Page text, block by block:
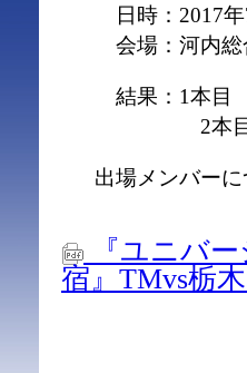
日時：2017
会場：河内総
結果：1本
2本目
出場メンバー
『ユニバ
宿』TMvs栃